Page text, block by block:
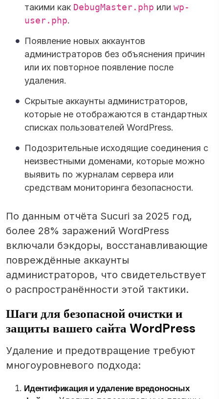
такими как DebugMaster.php или wp-
user.php.
Появление новых аккаунтов
администраторов без объяснения причин
или их повторное появление после
удаления.
Скрытые аккаунты администраторов,
которые не отображаются в стандартных
списках пользователей WordPress.
Подозрительные исходящие соединения с
неизвестными доменами, которые можно
выявить по журналам сервера или
средствам мониторинга безопасности.
По данным отчёта Sucuri за 2025 год,
более 28% заражений WordPress
включали бэкдоры, восстанавливающие
повреждённые аккаунты
администраторов, что свидетельствует
о распространённости этой тактики.
Шаги для безопасной очистки и
защиты вашего сайта WordPress
Удаление и предотвращение требуют
многоуровневого подхода:
Идентификация и удаление вредоносных